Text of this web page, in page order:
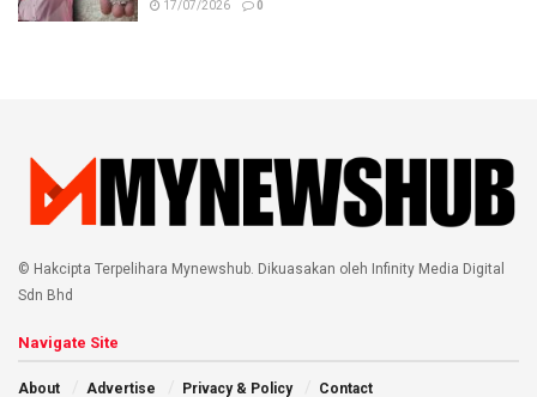
17/07/2026 0
© Hakcipta Terpelihara Mynewshub. Dikuasakan oleh Infinity Media Digital
Sdn Bhd
Navigate Site
About Advertise Privacy & Policy Contact